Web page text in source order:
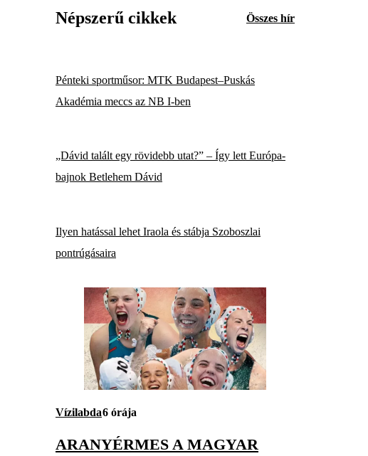
Népszerű cikkek Összes hír
Pénteki sportműsor: MTK Budapest–Puskás
Akadémia meccs az NB I-ben
„Dávid talált egy rövidebb utat?” – Így lett Európa-
bajnok Betlehem Dávid
Ilyen hatással lehet Iraola és stábja Szoboszlai
pontrúgásaira
Vízilabda6 órája
ARANYÉRMES A MAGYAR